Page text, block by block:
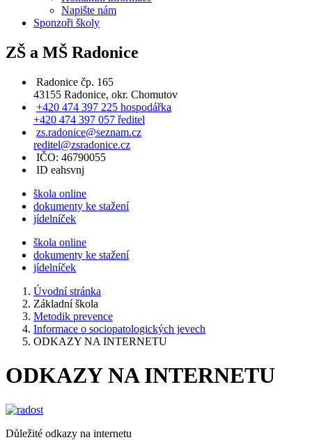
Napište nám
Sponzoři školy
ZŠ a MŠ Radonice
Radonice čp. 165
43155 Radonice, okr. Chomutov
+420 474 397 225 hospodářka
+420 474 397 057 ředitel
zs.radonice@seznam.cz
reditel@zsradonice.cz
IČO: 46790055
ID eahsvnj
škola online
dokumenty ke stažení
jídelníček
škola online
dokumenty ke stažení
jídelníček
Úvodní stránka
Základní škola
Metodik prevence
Informace o sociopatologických jevech
ODKAZY NA INTERNETU
ODKAZY NA INTERNETU
Důležité odkazy na internetu